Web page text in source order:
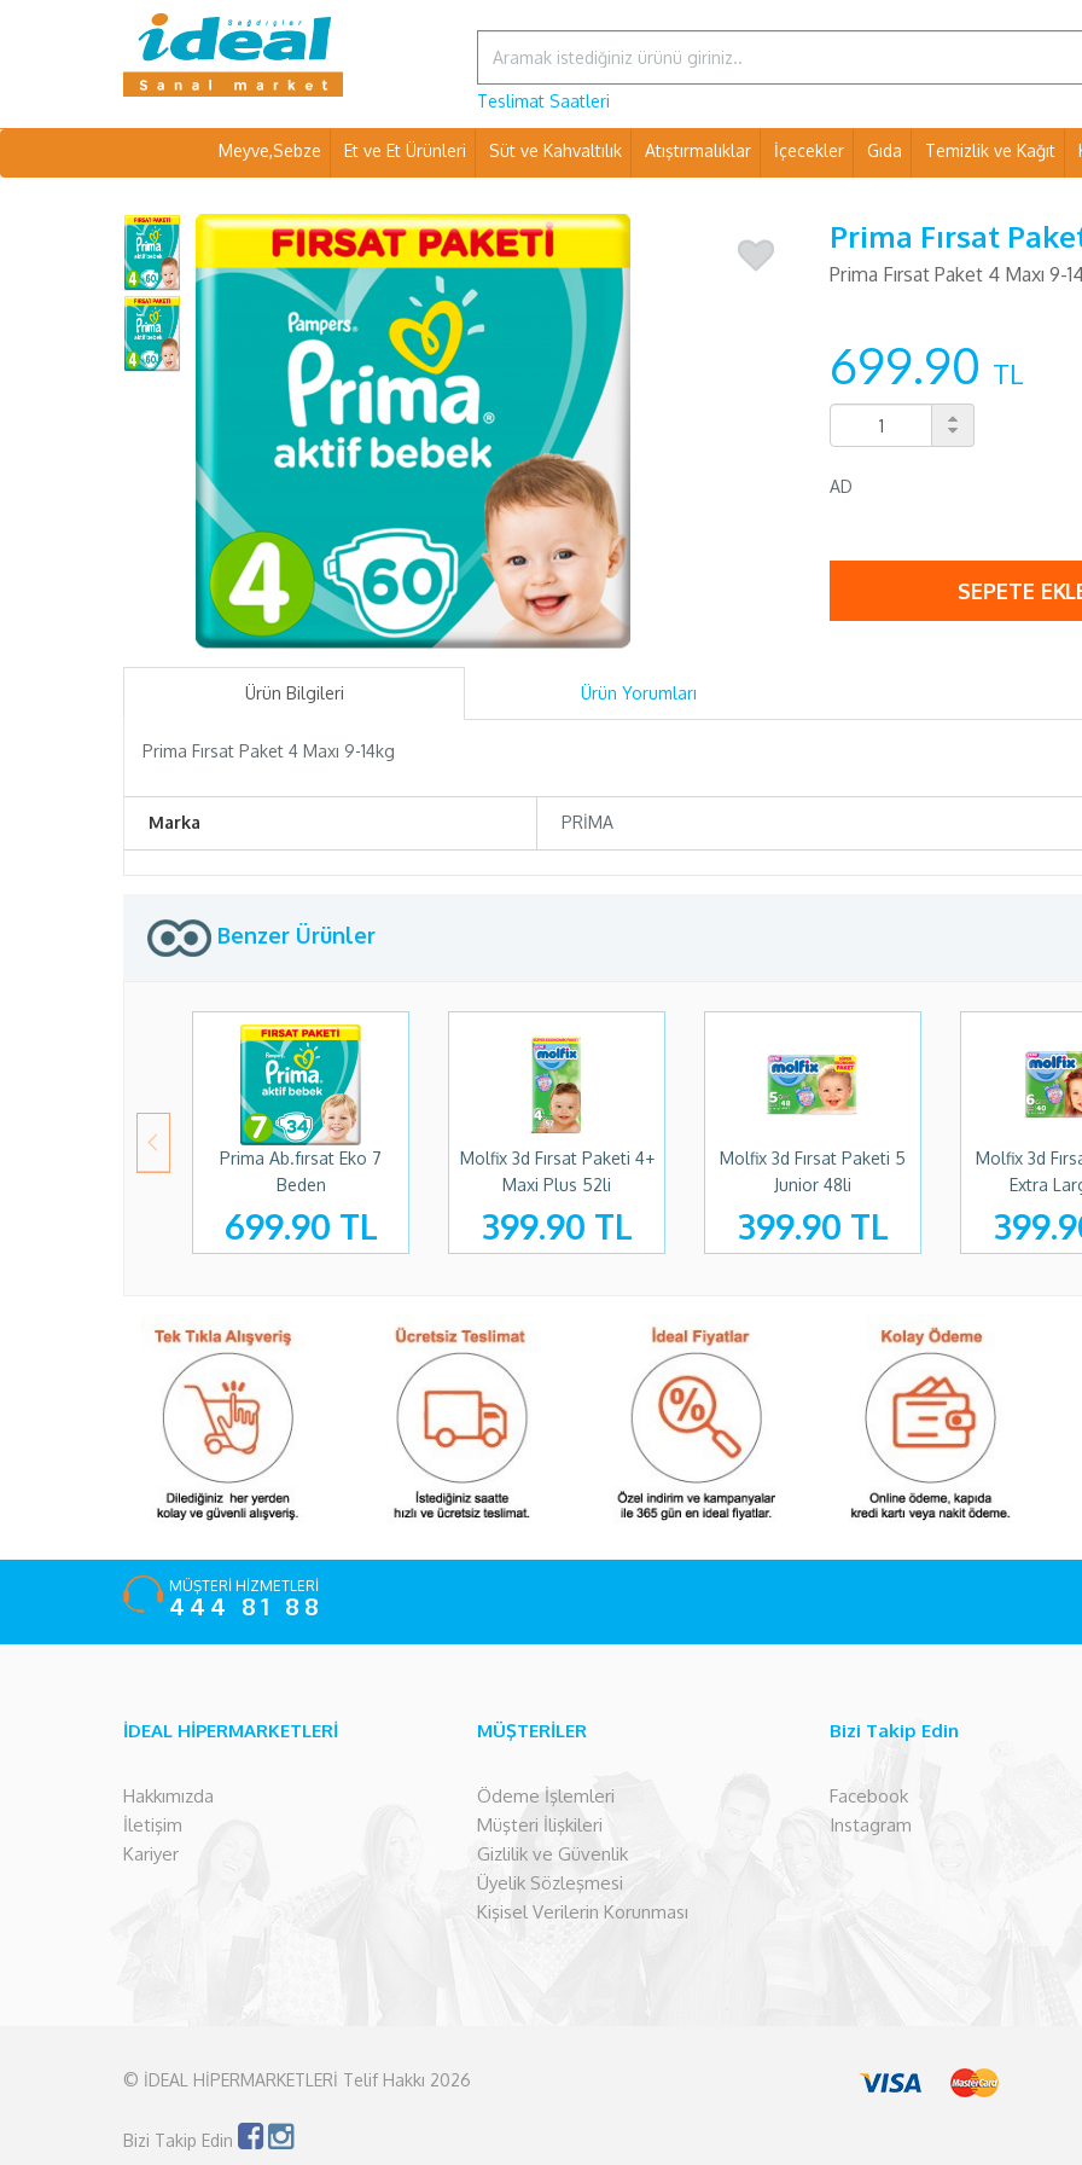
Teslimat Saatleri
Meyve,Sebze Et ve Et Ürünleri Süt ve Kahvaltılık Atıştırmalıklar İçecekler Gıda Temizlik ve Kağıt
Prima Fırsat
Prima Fırsat Paket 4 Maxı 9-
699.90 TL
AD
SEPETE
Ürün Bilgileri Ürün Yorumları
Prima Fırsat Paket 4 Maxı 9-14kg
Marka PRİMA
Benzer Ürünler
Prima Ab.fırsat Eko 7
Beden
699.90 TL
Molfix 3d Fırsat Paketi 4+
Maxi Plus 52li
399.90 TL
Molfix 3d Fırsat Paketi 5
Junior 48li
399.90 TL
Molfix 3d
Extra
MÜŞTERİ HİZMETLERİ
444 81 88
İDEAL HİPERMARKETLERİ
Hakkımızda
İletişim
Kariyer
MÜŞTERİLER
Ödeme İşlemleri
Müşteri İlişkileri
Gizlilik ve Güvenlik
Üyelik Sözleşmesi
Kişisel Verilerin Korunması
Bizi Takip Edin
Facebook
Instagram
© İDEAL HİPERMARKETLERİ Telif Hakkı 2026
Bizi Takip Edin